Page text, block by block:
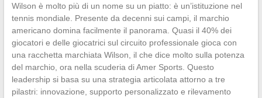
Wilson è molto più di un nome su un piatto: è un’istituzione nel
tennis mondiale. Presente da decenni sui campi, il marchio
americano domina facilmente il panorama. Quasi il 40% dei
giocatori e delle giocatrici sul circuito professionale gioca con
una racchetta marchiata Wilson, il che dice molto sulla potenza
del marchio, ora nella scuderia di Amer Sports. Questo
leadership si basa su una strategia articolata attorno a tre
pilastri: innovazione, supporto personalizzato e rilevamento